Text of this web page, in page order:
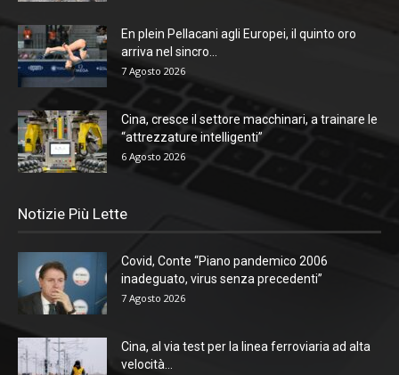
En plein Pellacani agli Europei, il quinto oro
arriva nel sincro...
7 Agosto 2026
Cina, cresce il settore macchinari, a trainare le
“attrezzature intelligenti”
6 Agosto 2026
Notizie Più Lette
Covid, Conte “Piano pandemico 2006
inadeguato, virus senza precedenti”
7 Agosto 2026
Cina, al via test per la linea ferroviaria ad alta
velocità...